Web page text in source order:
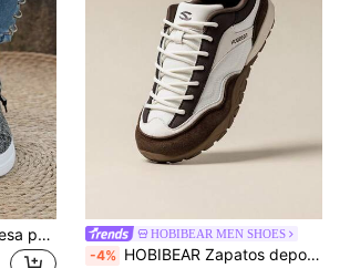
Mocasines con suela gruesa para mujer, estilo casual de vacaciones, adecuados para todas las estaciones, interior y exterior, patrón de unicolor, versátil, ligero, cómodo, punta redonda, cordones elásticos, fácil de poner y quitar, zapatos planos HOBIBEAR MEN SHOES
-4% HOBIBEAR Zapatos deportivos para exteriores con puntera ancha, suela blanda resistente al desgaste, zapatos de viaje, zapatos casuales de uso diario para primavera y otoño